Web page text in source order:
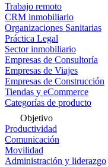
Trabajo remoto
CRM inmobiliario
Organizaciones Sanitarias
Práctica Legal
Sector inmobiliario
Empresas de Consultoría
Empresas de Viajes
Empresas de Construcción
Tiendas y eCommerce
Categorías de producto
Objetivo
Productividad
Comunicación
Movilidad
Administración y liderazgo